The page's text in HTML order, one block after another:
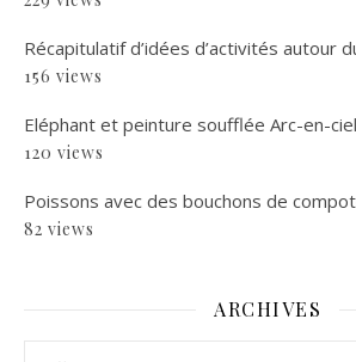
Récapitulatif d’idées d’activités autour
156 views
Eléphant et peinture soufflée Arc-en-
120 views
Poissons avec des bouchons de
82 views
ARCHIVES